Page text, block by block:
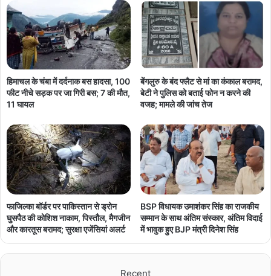
हिमाचल के चंबा में दर्दनाक बस हादसा, 100
फीट नीचे सड़क पर जा गिरी बस; 7 की मौत,
11 घायल
बेंगलुरु के बंद फ्लैट से मां का कंकाल बरामद,
बेटी ने पुलिस को बताई फोन न करने की
वजह; मामले की जांच तेज
फाजिल्का बॉर्डर पर पाकिस्तान से ड्रोन
घुसपैठ की कोशिश नाकाम, पिस्तौल, मैगजीन
और कारतूस बरामद; सुरक्षा एजेंसियां अलर्ट
BSP विधायक उमाशंकर सिंह का राजकीय
सम्मान के साथ अंतिम संस्कार, अंतिम विदाई
में भावुक हुए BJP मंत्री दिनेश सिंह
Recent